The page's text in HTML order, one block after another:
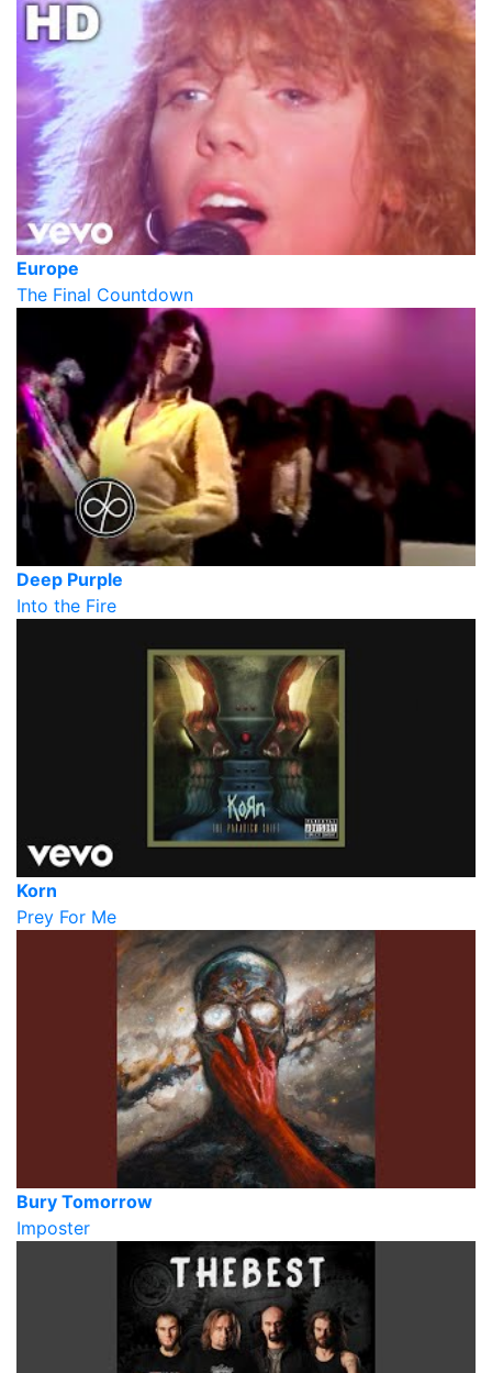
Europe
The Final Countdown
Deep Purple
Into the Fire
Korn
Prey For Me
Bury Tomorrow
Imposter